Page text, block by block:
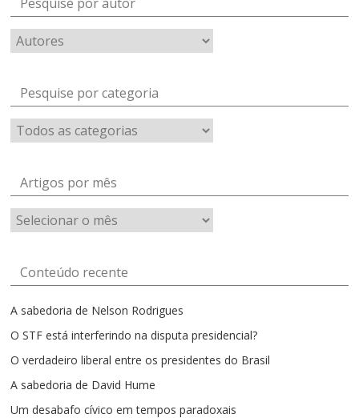
Pesquise por categoria
Artigos por mês
Artigos
por
Conteúdo recente
A sabedoria de Nelson Rodrigues
O STF está interferindo na disputa presidencial?
O verdadeiro liberal entre os presidentes do Brasil
A sabedoria de David Hume
Um desabafo cívico em tempos paradoxais